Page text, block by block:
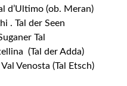
d’Ultimo (ob. Meran)
. Tal der Seen
Tal
(Tal der Adda)
Val Venosta (Tal Etsch)